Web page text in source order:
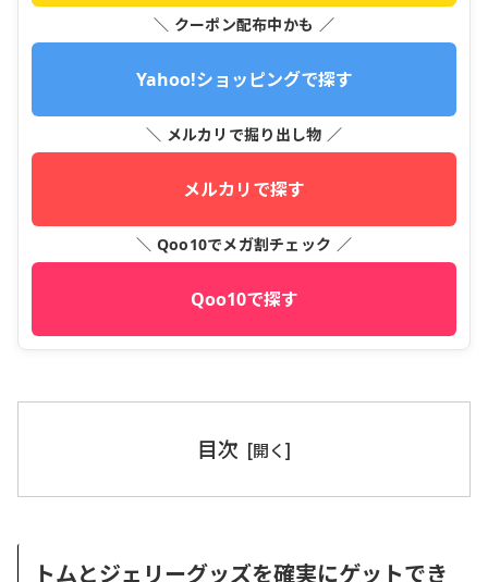
＼ クーポン配布中かも ／
Yahoo!ショッピングで探す
＼ メルカリで掘り出し物 ／
メルカリで探す
＼ Qoo10でメガ割チェック ／
Qoo10で探す
目次
トムとジェリーグッズを確実にゲットでき